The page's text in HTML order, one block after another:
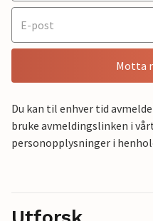
Motta
Du kan til enhver tid
bruke avmeldingslinken i
personopplysninger i